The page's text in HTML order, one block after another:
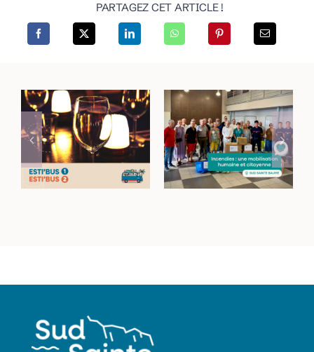
PARTAGEZ CET ARTICLE !
Rejoignez vos lieux
de sortie avec les
navettes Esti’Bus
Incendies dans le
Haut-Var : une
mobilisation
humaine et
citoyenne